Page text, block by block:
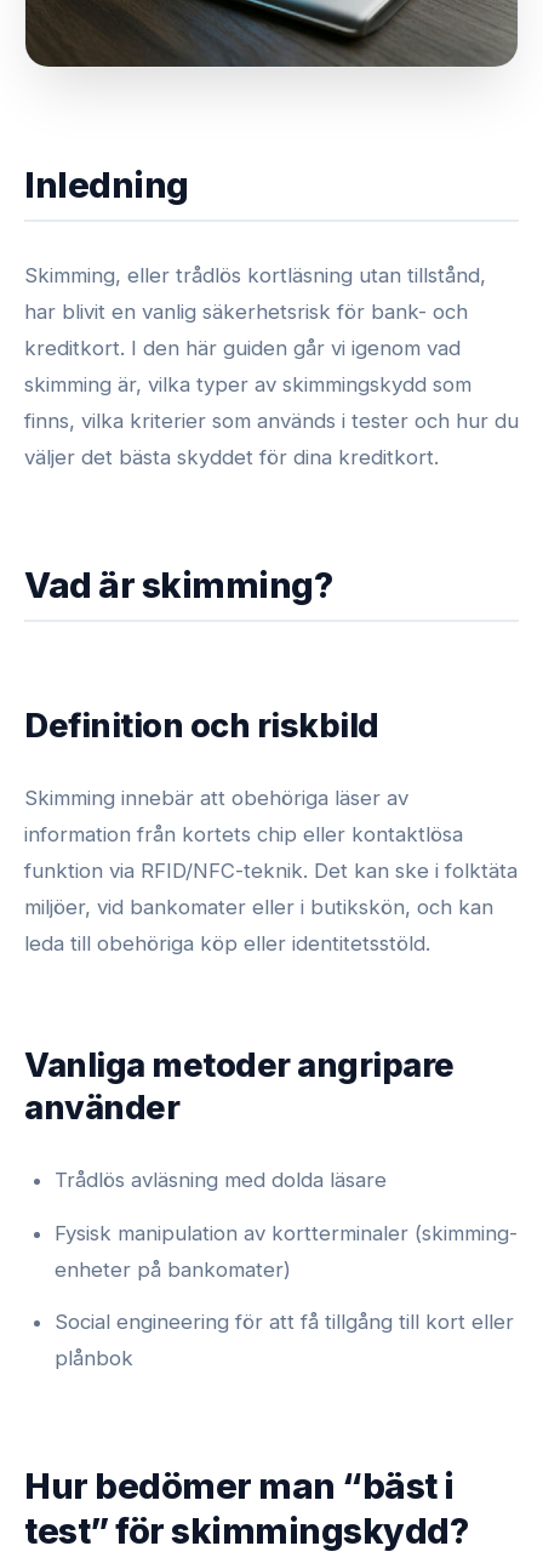
Inledning
Skimming, eller trådlös kortläsning utan tillstånd,
har blivit en vanlig säkerhetsrisk för bank- och
kreditkort. I den här guiden går vi igenom vad
skimming är, vilka typer av skimmingskydd som
finns, vilka kriterier som används i tester och hur du
väljer det bästa skyddet för dina kreditkort.
Vad är skimming?
Definition och riskbild
Skimming innebär att obehöriga läser av
information från kortets chip eller kontaktlösa
funktion via RFID/NFC-teknik. Det kan ske i folktäta
miljöer, vid bankomater eller i butikskön, och kan
leda till obehöriga köp eller identitetsstöld.
Vanliga metoder angripare
använder
Trådlös avläsning med dolda läsare
Fysisk manipulation av kortterminaler (skimming-
enheter på bankomater)
Social engineering för att få tillgång till kort eller
plånbok
Hur bedömer man “bäst i
test” för skimmingskydd?